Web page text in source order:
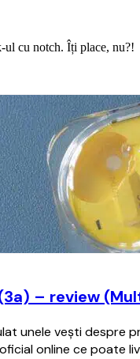
– review
unele vești despre
online ce poate